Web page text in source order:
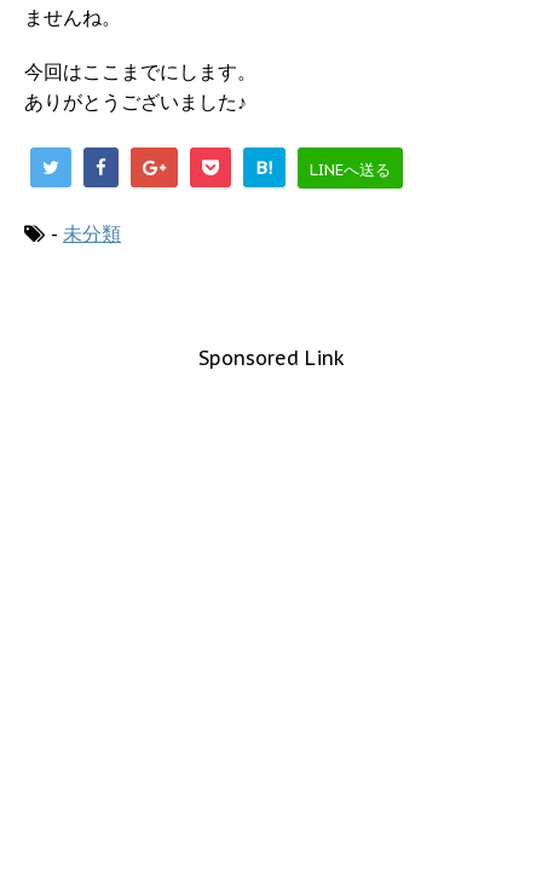
ませんね。
今回はここまでにします。
ありがとうございました♪
B! LINEへ送る
- 未分類
Sponsored Link